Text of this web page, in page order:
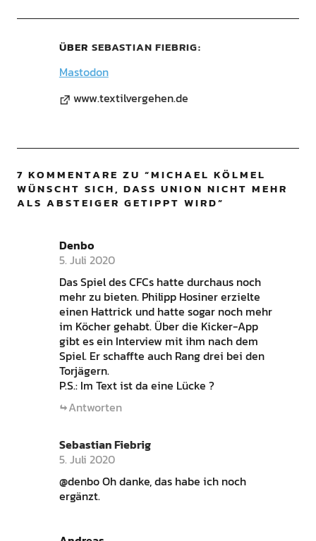
ÜBER SEBASTIAN FIEBRIG
Mastodon
www.textilvergehen.de
7 KOMMENTARE ZU “MICHAEL KÖLMEL
WÜNSCHT SICH, DASS UNION NICHT MEHR
ALS ABSTEIGER GETIPPT WIRD”
Denbo
5. Juli 2020
Das Spiel des CFCs hatte durchaus noch
mehr zu bieten. Philipp Hosiner erzielte
einen Hattrick und hatte sogar noch mehr
im Köcher gehabt. Über die Kicker-App
gibt es ein Interview mit ihm nach dem
Spiel. Er schaffte auch Rang drei bei den
Torjägern.
P.S.: Im Text ist da eine Lücke ?
Antworten
Sebastian Fiebrig
5. Juli 2020
@denbo Oh danke, das habe ich noch
ergänzt.